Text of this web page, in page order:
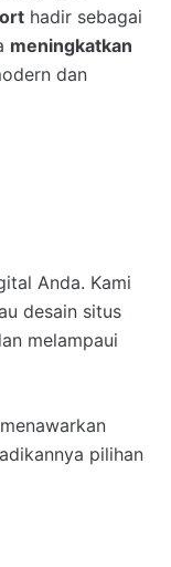
hadir sebagai
meningkatkan
dan
Anda. Kami
desain situs
melampaui
pilihan